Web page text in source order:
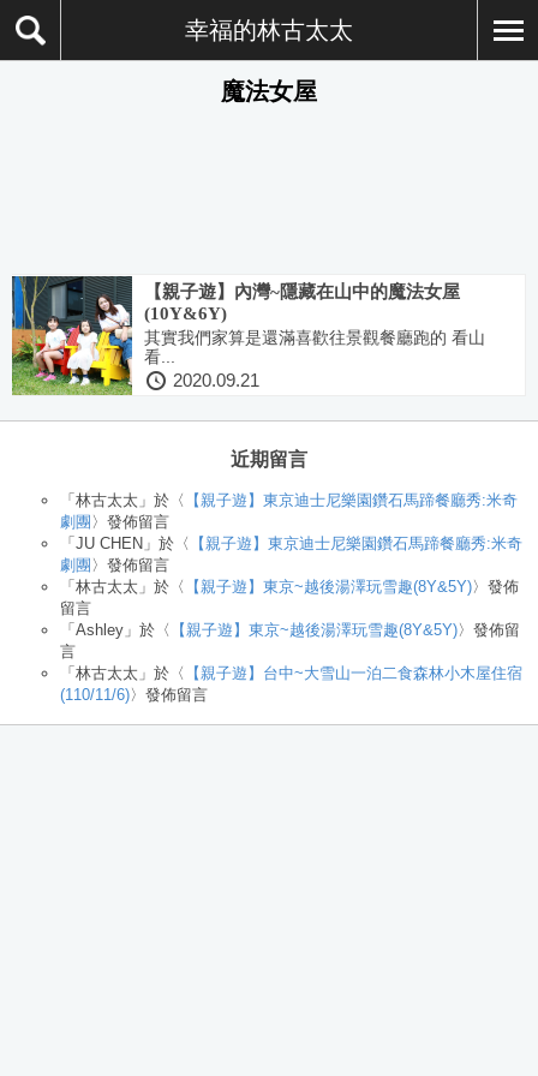
幸福的林古太太
魔法女屋
【親子遊】內灣~隱藏在山中的魔法女屋
(10Y&6Y)
其實我們家算是還滿喜歡往景觀餐廳跑的 看山
看...
2020.09.21
近期留言
「 林古太太 」於〈
【親子遊】東京迪士尼樂園鑽石馬蹄餐廳秀:米奇
劇團 〉發佈留言
「 JU CHEN 」於〈
【親子遊】東京迪士尼樂園鑽石馬蹄餐廳秀:米奇
劇團 〉發佈留言
「 林古太太 」於〈 【親子遊】東京~越後湯澤玩雪趣(8Y&5Y)〉發佈
留言
「 Ashley 」於〈 【親子遊】東京~越後湯澤玩雪趣(8Y&5Y)〉發佈留
言
「 林古太太 」於〈
【親子遊】台中~大雪山一泊二食森林小木屋住宿
(110/11/6)〉發佈留言